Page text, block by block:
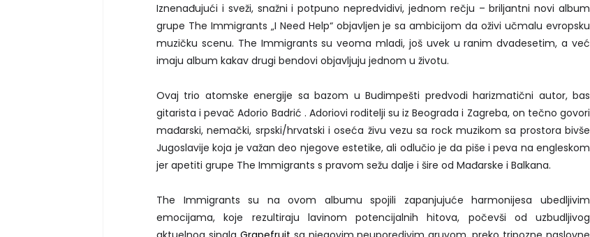
Iznenađujući i sveži, snažni i potpuno nepredvidivi, jednom rečju – briljantni novi album
grupe The Immigrants „I Need Help“ objavljen je sa ambicijom da oživi učmalu evropsku
muzičku scenu. The Immigrants su veoma mladi, još uvek u ranim dvadesetim, a već
imaju album kakav drugi bendovi objavljuju jednom u životu.
Ovaj trio atomske energije sa bazom u Budimpešti predvodi harizmatični autor, bas
gitarista i pevač Adorio Badrić . Adoriovi roditelji su iz Beograda i Zagreba, on tečno govori
mađarski, nemački, srpski/hrvatski i oseća živu vezu sa rock muzikom sa prostora bivše
Jugoslavije koja je važan deo njegove estetike, ali odlučio je da piše i peva na engleskom
jer apetiti grupe The Immigrants s pravom sežu dalje i šire od Mađarske i Balkana.
The Immigrants su na ovom albumu spojili zapanjujuće harmonijesa ubedljivim
emocijama, koje rezultiraju lavinom potencijalnih hitova, počevši od uzbudljivog